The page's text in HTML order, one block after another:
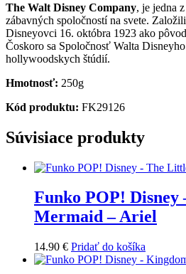
The Walt Disney Company, je jedna
zábavných spoločností na svete.
Disneyovci 16. októbra 1923 ako
Čoskoro sa Spoločnosť Walta
hollywoodskych štúdií.
Hmotnosť: 250g
Kód produktu: FK29126
Súvisiace produkty
Funko POP!
Mermaid – Ariel
14.90 € Pridať do košíka